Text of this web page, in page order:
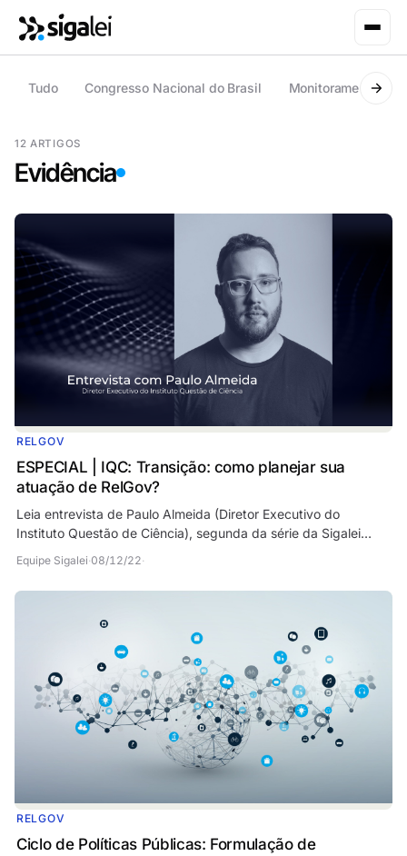
Tudo Congresso Nacional do Brasil Monitoramento
12 ARTIGOS
Evidência
RELGOV
ESPECIAL | IQC: Transição: como planejar sua
atuação de RelGov?
Leia entrevista de Paulo Almeida (Diretor Executivo do
Instituto Questão de Ciência), segunda da série da Sigalei
Equipe Sigalei·08/12/22·
RELGOV
Ciclo de Políticas Públicas: Formulação de